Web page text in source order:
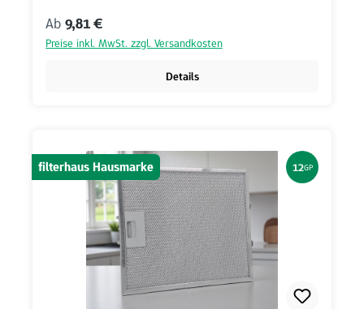
Regulärer Preis:
Ab 9,81 €
Preise inkl. MwSt. zzgl. Versandkosten
Details
filterhaus Hausmarke 12GP